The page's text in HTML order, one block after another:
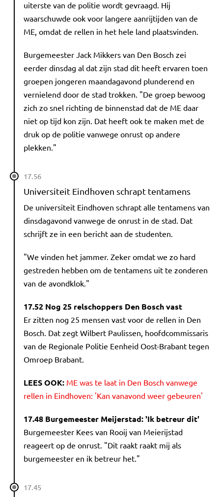
uiterste van de politie wordt gevraagd. Hij
waarschuwde ook voor langere aanrijtijden van de
ME, omdat de rellen in het hele land plaatsvinden.
Burgemeester Jack Mikkers van Den Bosch zei
eerder dinsdag al dat zijn stad dit heeft ervaren toen
groepen jongeren maandagavond plunderend en
vernielend door de stad trokken. "De groep bewoog
zich zo snel richting de binnenstad dat de ME daar
niet op tijd kon zijn. Dat heeft ook te maken met de
druk op de politie vanwege onrust op andere
plekken."
17.56
Universiteit Eindhoven schrapt tentamens
De universiteit Eindhoven schrapt alle tentamens van
dinsdagavond vanwege de onrust in de stad. Dat
schrijft ze in een bericht aan de studenten.
"We vinden het jammer. Zeker omdat we zo hard
gestreden hebben om de tentamens uit te zonderen
van de avondklok."
17.52 Nog 25 relschoppers Den Bosch vast
Er zitten nog 25 mensen vast voor de rellen in Den
Bosch. Dat zegt Wilbert Paulissen, hoofdcommissaris
van de Regionale Politie Eenheid Oost-Brabant tegen
Omroep Brabant.
LEES OOK: ME was te laat in Den Bosch vanwege
rellen in Eindhoven: 'Kan vanavond weer gebeuren'
17.48 Burgemeester Meijerstad: 'Ik betreur dit'
Burgemeester Kees van Rooij van Meierijstad
reageert op de onrust. "Dit raakt raakt mij als
burgemeester en ik betreur het."
17.45